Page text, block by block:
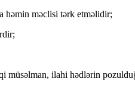
həmin məclisi tərk etməlidir;
müsəlman, ilahi hədlərin